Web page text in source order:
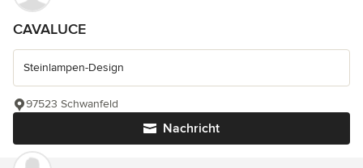
CAVALUCE
Steinlampen-Design
Nachricht
97523 Schwanfeld